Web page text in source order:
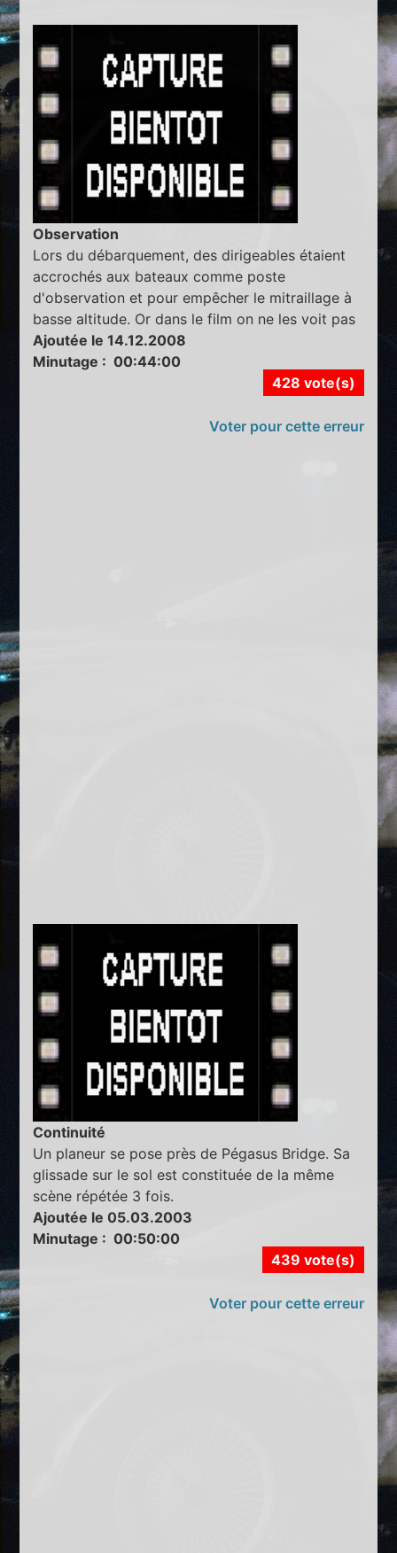
Observation
Lors du débarquement, des dirigeables étaient
accrochés aux bateaux comme poste
d'observation et pour empêcher le mitraillage à
basse altitude. Or dans le film on ne les voit pas
Ajoutée le 14.12.2008
Minutage : 00:44:00
428 vote(s)
Voter pour cette erreur
Continuité
Un planeur se pose près de Pégasus Bridge. Sa
glissade sur le sol est constituée de la même
scène répétée 3 fois.
Ajoutée le 05.03.2003
Minutage : 00:50:00
439 vote(s)
Voter pour cette erreur